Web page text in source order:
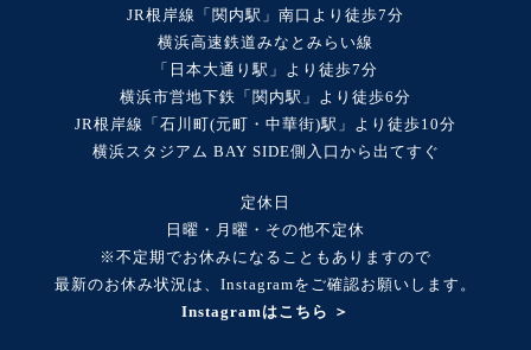
JR根岸線「関内駅」南口より徒歩7分
横浜高速鉄道みなとみらい線
「日本大通り駅」より徒歩7分
横浜市営地下鉄「関内駅」より徒歩6分
JR根岸線「石川町(元町・中華街)駅」より徒歩10分
横浜スタジアム BAY SIDE側入口から出てすぐ
定休日
日曜・月曜・その他不定休
※不定期でお休みになることもありますので
最新のお休み状況は、Instagramをご確認お願いします。
Instagramはこちら ＞